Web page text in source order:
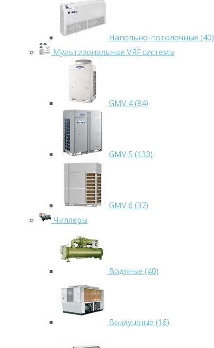
Напольно-потолочные (40)
Мультизональные VRF системы
GMV 4 (84)
GMV 5 (133)
GMV 6 (37)
Чиллеры
Водяные (40)
Воздушные (16)